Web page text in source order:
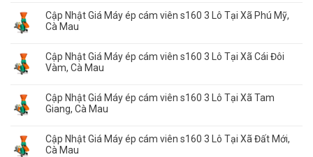
Cập Nhật Giá Máy ép cám viên s160 3 Lô Tại Xã Phú Mỹ,
Cà Mau
Cập Nhật Giá Máy ép cám viên s160 3 Lô Tại Xã Cái Đôi
Vàm, Cà Mau
Cập Nhật Giá Máy ép cám viên s160 3 Lô Tại Xã Tam
Giang, Cà Mau
Cập Nhật Giá Máy ép cám viên s160 3 Lô Tại Xã Đất Mới,
Cà Mau